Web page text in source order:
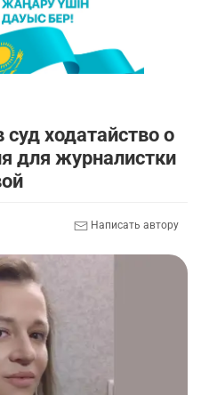
ходатайство о
для журналистки
Написать автору